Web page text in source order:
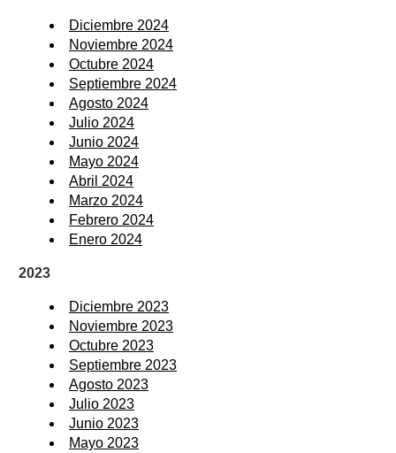
Diciembre 2024
Noviembre 2024
Octubre 2024
Septiembre 2024
Agosto 2024
Julio 2024
Junio 2024
Mayo 2024
Abril 2024
Marzo 2024
Febrero 2024
Enero 2024
2023
Diciembre 2023
Noviembre 2023
Octubre 2023
Septiembre 2023
Agosto 2023
Julio 2023
Junio 2023
Mayo 2023